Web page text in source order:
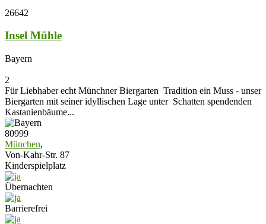
26642
Insel Mühle
Bayern
2
Für Liebhaber echt Münchner Biergarten Tradition ein Muss - unser
Biergarten mit seiner idyllischen Lage unter Schatten spendenden
Kastanienbäume...
80999
München,
Von-Kahr-Str. 87
Kinderspielplatz
Übernachten
Barrierefrei